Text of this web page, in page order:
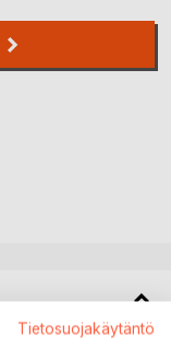
Tietosuojakäytäntö